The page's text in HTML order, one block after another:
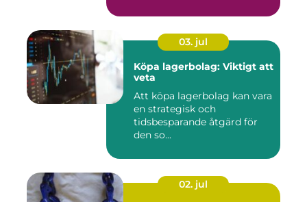
03. jul
Köpa lagerbolag: Viktigt att
veta
Att köpa lagerbolag kan vara
en strategisk och
tidsbesparande åtgärd för
den so...
02. jul